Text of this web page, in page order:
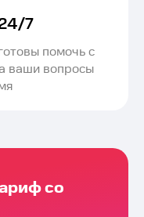
7
помочь с
ваши вопросы
со